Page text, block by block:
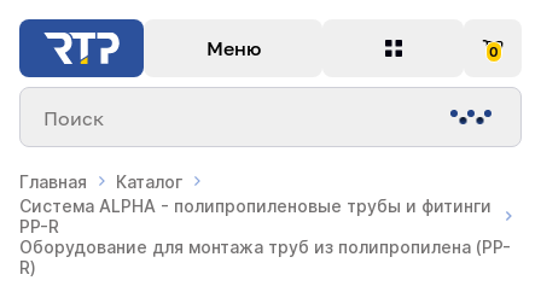
Меню 0
Поиск
Главная
Каталог
Система ALPHA - полипропиленовые трубы и фитинги
PP-R
Оборудование для монтажа труб из полипропилена (PP-
R)